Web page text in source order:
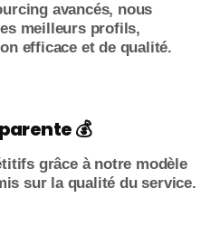
avancés, nous
meilleurs profils,
efficace et de qualité.
💰
grâce à notre modèle
sur la qualité du service.